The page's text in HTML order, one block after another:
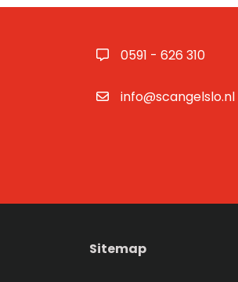
0591 - 626 310
info@scangelslo.nl
Sitemap